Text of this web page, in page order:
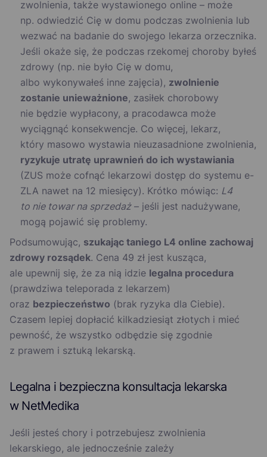
zwolnienia, także wystawionego online – może
np. odwiedzić Cię w domu podczas zwolnienia lub
wezwać na badanie do swojego lekarza orzecznika.
Jeśli okaże się, że podczas rzekomej choroby byłeś
zdrowy (np. nie było Cię w domu,
albo wykonywałeś inne zajęcia), zwolnienie
zostanie unieważnione, zasiłek chorobowy
nie będzie wypłacony, a pracodawca może
wyciągnąć konsekwencje. Co więcej, lekarz,
który masowo wystawia nieuzasadnione zwolnienia,
ryzykuje utratę uprawnień do ich wystawiania
(ZUS może cofnąć lekarzowi dostęp do systemu e-
ZLA nawet na 12 miesięcy). Krótko mówiąc: L4
to nie towar na sprzedaż– jeśli jest nadużywane,
mogą pojawić się problemy.
Podsumowując, szukając taniego L4 online zachowaj
zdrowy rozsądek. Cena 49 zł jest kusząca,
ale upewnij się, że za nią idzie legalna procedura
(prawdziwa teleporada z lekarzem)
oraz bezpieczeństwo (brak ryzyka dla Ciebie).
Czasem lepiej dopłacić kilkadziesiąt złotych i mieć
pewność, że wszystko odbędzie się zgodnie
z prawem i sztuką lekarską.
Legalna i bezpieczna konsultacja lekarska
w NetMedika
Jeśli jesteś chory i potrzebujesz zwolnienia
lekarskiego, ale jednocześnie zależy